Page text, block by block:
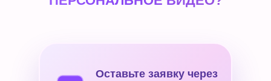
Оставьте заявку через